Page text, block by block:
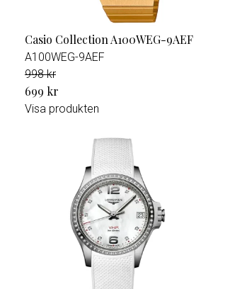
Casio Collection A100WEG-9AEF
A100WEG-9AEF
998 kr
699 kr
Visa produkten